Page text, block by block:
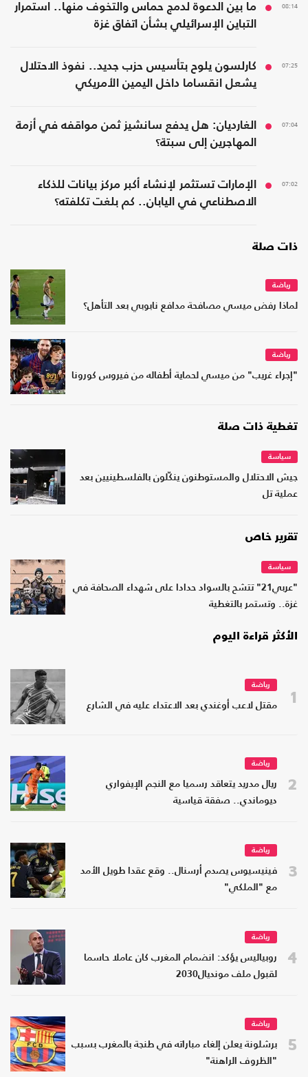
08:14
ما بين الدعوة لدمج حماس والتخوف منها.. استمرار
التباين الإسرائيلي بشأن اتفاق غزة
07:25
كارلسون يلوح بتأسيس حزب جديد.. نفوذ الاحتلال
يشعل انقساما داخل اليمين الأمريكي
07:04
الغارديان: هل يدفع سانشيز ثمن مواقفه في أزمة
المهاجرين إلى سبتة؟
07:02
الإمارات تستثمر لإنشاء أكبر مركز بيانات للذكاء
الاصطناعي في اليابان.. كم بلغت تكلفته؟
ذات صلة
رياضة
لماذا رفض ميسي مصافحة مدافع نابوبي بعد التأهل؟
رياضة
"إجراء غريب" من ميسي لحماية أطفاله من فيروس كورونا
تغطية ذات صلة
سياسة
جيش الاحتلال والمستوطنون ينكّلون بالفلسطينيين بعد
عملية تل
تقرير خاص
سياسة
"عربي21" تتشح بالسواد حدادا على شهداء الصحافة في
غزة.. وتستمر بالتغطية
الأكثر قراءة اليوم
1
رياضة
مقتل لاعب أوغندي بعد الاعتداء عليه في الشارع
2
رياضة
ريال مدريد يتعاقد رسميا مع النجم الإيفواري
ديوماندي.. صفقة قياسية
3
رياضة
فينيسيوس يصدم أرسنال.. وقع عقدا طويل الأمد
مع "الملكي"
4
رياضة
روبياليس يؤكد: انضمام المغرب كان عاملا حاسما
لقبول ملف مونديال2030
5
رياضة
برشلونة يعلن إلغاء مباراته في طنجة بالمغرب بسبب
"الظروف الراهنة"